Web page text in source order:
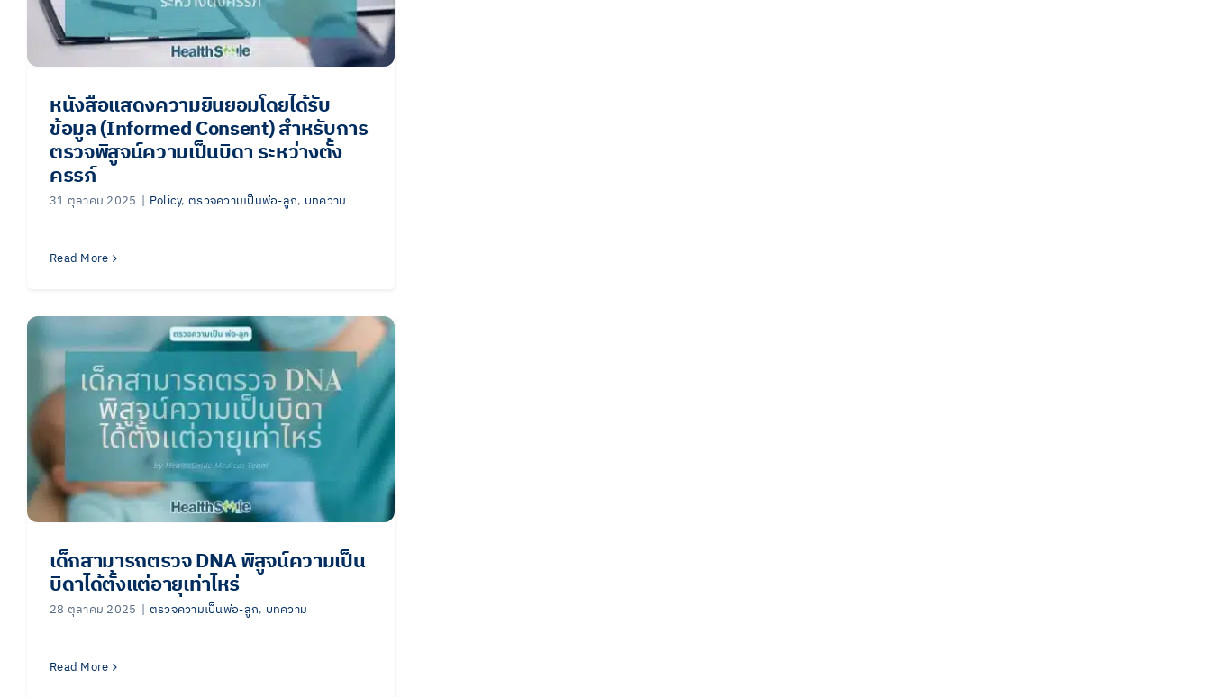
หนังสือแสดงความยินยอมโดยได้รับ
ข้อมูล (Informed Consent) สำหรับการ
ตรวจพิสูจน์ความเป็นบิดา ระหว่างตั้ง
ครรภ์
31 ตุลาคม 2025 | Policy, ตรวจความเป็นพ่อ-ลูก, บทความ
Read More
เด็กสามารถตรวจ DNA พิสูจน์ความเป็น
บิดาได้ตั้งแต่อายุเท่าไหร่
28 ตุลาคม 2025 | ตรวจความเป็นพ่อ-ลูก, บทความ
Read More